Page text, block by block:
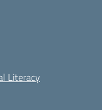
Literacy